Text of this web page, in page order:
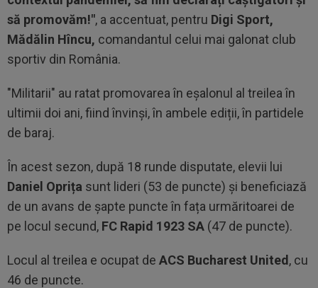
să promovăm!", a accentuat, pentru Digi Sport,
Mădălin Hîncu, comandantul celui mai galonat club
sportiv din România.
"Militarii" au ratat promovarea în eșalonul al treilea în
ultimii doi ani, fiind învinși, în ambele ediții, în partidele
de baraj.
În acest sezon, după 18 runde disputate, elevii lui
Daniel Oprița sunt lideri (53 de puncte) și beneficiază
de un avans de șapte puncte în fața urmăritoarei de
pe locul secund, FC Rapid 1923 SA (47 de puncte).
Locul al treilea e ocupat de ACS Bucharest United, cu
46 de puncte.